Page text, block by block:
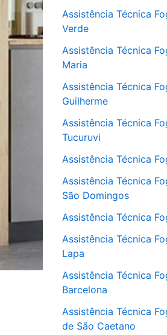
Assistência Técnica
Verde
Assistência Técnica
Maria
Assistência Técnica
Guilherme
Assistência Técnica
Tucuruvi
Assistência Técnica
Assistência Técnica
São Domingos
Assistência Técnica
Assistência Técnica
Lapa
Assistência Técnica
Barcelona
Assistência Técnica
de São Caetano